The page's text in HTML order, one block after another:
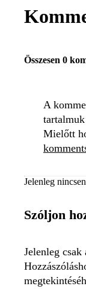
Összesen 0
A
Mielőtt
Jelenleg
Szóljon
Jelenleg csak